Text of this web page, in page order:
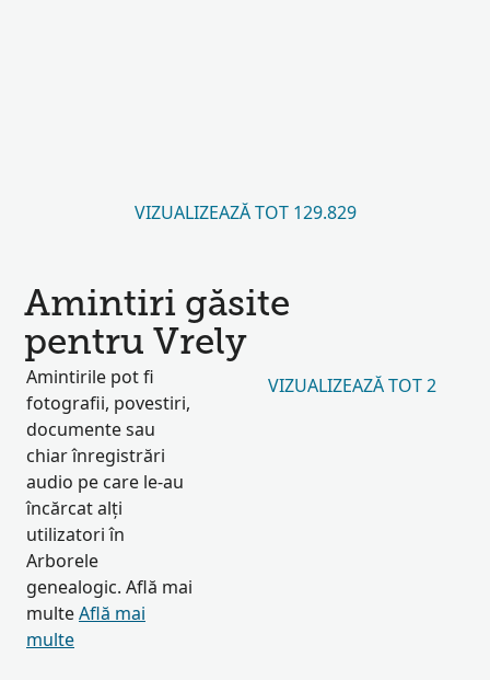
VIZUALIZEAZĂ TOT 129.829
Amintiri găsite
pentru Vrely
Amintirile pot fi
fotografii, povestiri,
documente sau
chiar înregistrări
audio pe care le-au
încărcat alți
utilizatori în
Arborele
genealogic. Află mai
multeAflă mai
multe
VIZUALIZEAZĂ TOT 2